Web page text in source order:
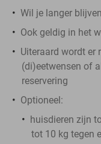
Wil je langer
Ook geldig in het
Uiteraard wordt er
(di)eetwensen of
reservering
Optioneel:
huisdieren zijn
tot 10 kg tegen